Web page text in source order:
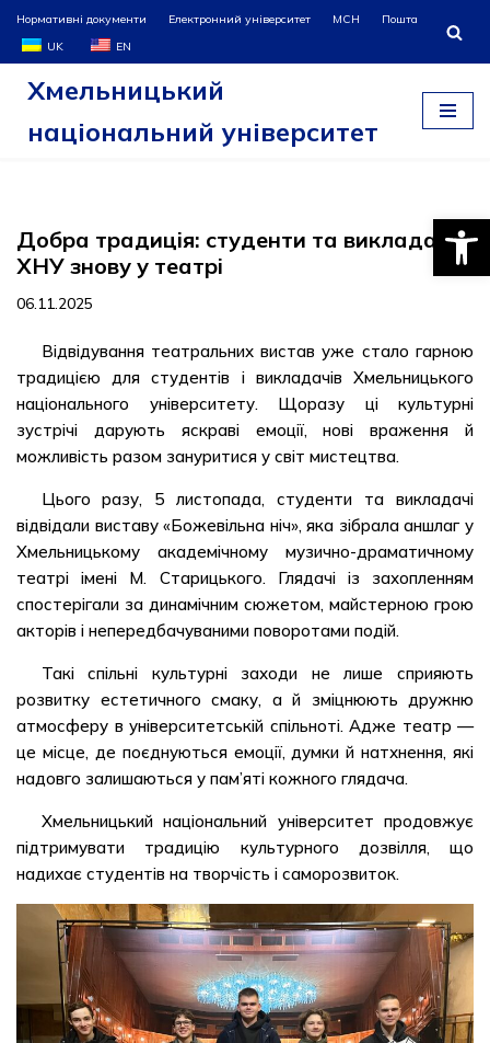
Перейти
до
Нормативні документи Електронний університет МСН
Пошта
UK
EN
Хмельницький
національний університет
Добра традиція: студенти та викладачі
ХНУ знову у театрі
06.11.2025
Відвідування театральних вистав уже стало гарною
традицією для студентів і викладачів Хмельницького
національного університету. Щоразу ці культурні
зустрічі дарують яскраві емоції, нові враження й
можливість разом зануритися у світ мистецтва.
Цього разу, 5 листопада, студенти та викладачі
відвідали виставу «Божевільна ніч», яка зібрала аншлаг у
Хмельницькому академічному музично-драматичному
театрі імені М. Старицького. Глядачі із захопленням
спостерігали за динамічним сюжетом, майстерною грою
акторів і непередбачуваними поворотами подій.
Такі спільні культурні заходи не лише сприяють
розвитку естетичного смаку, а й зміцнюють дружню
атмосферу в університетській спільноті. Адже театр —
це місце, де поєднуються емоції, думки й натхнення, які
надовго залишаються у пам’яті кожного глядача.
Хмельницький національний університет продовжує
підтримувати традицію культурного дозвілля, що
надихає студентів на творчість і саморозвиток.